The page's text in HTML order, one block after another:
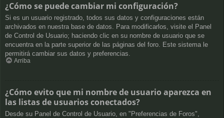
¿Cómo se puede cambiar mi configuración?
Si es un usuario registrado, todos sus datos y configuraciones están
archivados en nuestra base de datos. Para modificarlos, visite el Panel
de Control de Usuario; haciendo clic en su nombre de usuario que se
encuentra en la parte superior de las páginas del foro. Este sistema le
permitirá cambiar sus datos y preferencias.
Arriba
¿Cómo evito que mi nombre de usuario aparezca en
las listas de usuarios conectados?
Desde su Panel de Control de Usuario, en "Preferencias de Foros",